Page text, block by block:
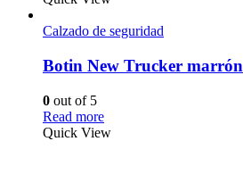
Calzado de seguridad
Botin New Trucker marrón
0 out of 5
Read more
Quick View